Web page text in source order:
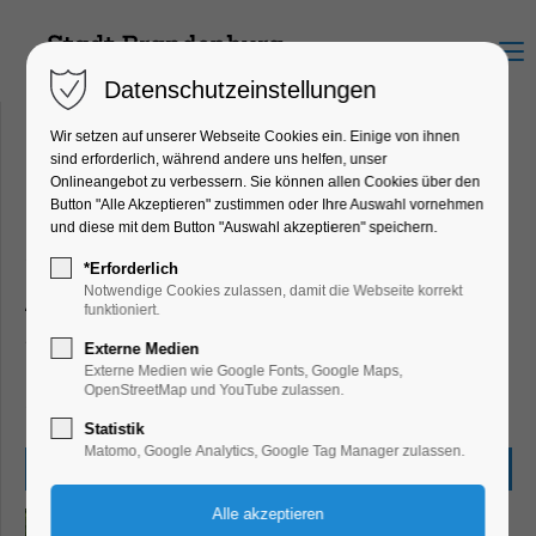
Menu
Konzerte und Musik
Programmänderungen und Irrtümer vorbehalten.
Alle Angaben beruhen auf den Informationen der
Leistungsträger und Veranstalter zum Zeitpunkt der
Veröffentlichung. Wir übernehmen keine Gewähr für die
Richtigkeit und Vollständigkeit.
Datenschutzeinstellungen
Wir setzen auf unserer Webseite Cookies ein. Einige von ihnen
sind erforderlich, während andere uns helfen, unser
Onlineangebot zu verbessern. Sie können allen Cookies über den
Button "Alle Akzeptieren" zustimmen oder Ihre Auswahl vornehmen
und diese mit dem Button "Auswahl akzeptieren" speichern.
*Erforderlich
Notwendige Cookies zulassen, damit die Webseite korrekt
funktioniert.
Externe Medien
Externe Medien wie Google Fonts, Google Maps,
OpenStreetMap und YouTube zulassen.
Statistik
Matomo, Google Analytics, Google Tag Manager zulassen.